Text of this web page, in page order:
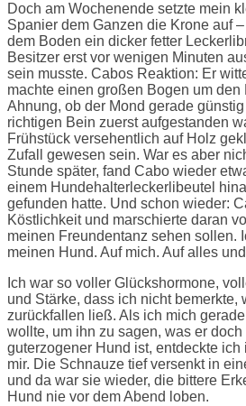
Doch am Wochenende setzte mein
Spanier dem Ganzen die Krone auf
dem Boden ein dicker fetter
Besitzer erst vor wenigen Minuten
sein musste. Cabos Reaktion: Er
machte einen großen Bogen um
Ahnung, ob der Mond gerade
richtigen Bein zuerst aufgestanden
Frühstück versehentlich auf Holz
Zufall gewesen sein. War es aber
Stunde später, fand Cabo wieder
einem Hundehalterleckerlibeutel
gefunden hatte. Und schon wieder:
Köstlichkeit und marschierte daran
meinen Freundentanz sehen sollen.
meinen Hund. Auf mich. Auf alles
Ich war so voller Glückshormone,
und Stärke, dass ich nicht bemerkte,
zurückfallen ließ. Als ich mich
wollte, um ihn zu sagen, was er doch
guterzogener Hund ist, entdeckte
mir. Die Schnauze tief versenkt in
und da war sie wieder, die bittere
Hund nie vor dem Abend loben.